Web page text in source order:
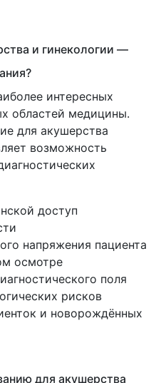
терапии
Мустанг
терапии Бином
свето-лазерной
БИ
БН-ВЛОК
наружные
терапии
Стелла
терапии
ИНКО
и гинекологии —
интересных
областей медицины.
для акушерства
возможность
доступ
напряжения пациента
осмотре
поля
рисков
и новорождённых
для акушерства